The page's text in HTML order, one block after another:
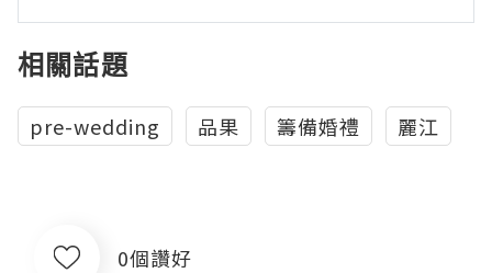
相關話題
pre-wedding 品果 籌備婚禮 麗江
0個讚好